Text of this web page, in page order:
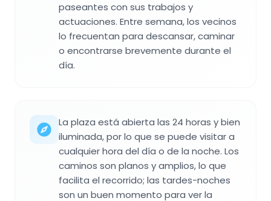
paseantes con sus trabajos y
actuaciones. Entre semana, los vecinos
lo frecuentan para descansar, caminar
o encontrarse brevemente durante el
día.
La plaza está abierta las 24 horas y bien
iluminada, por lo que se puede visitar a
cualquier hora del día o de la noche. Los
caminos son planos y amplios, lo que
facilita el recorrido; las tardes-noches
son un buen momento para ver la